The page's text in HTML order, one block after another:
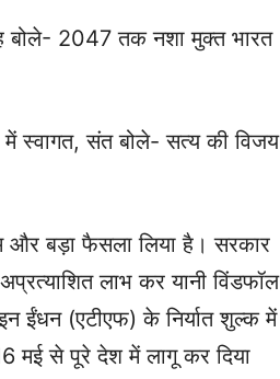
बोले- 2047 तक नशा मुक्त भारत
स्वागत, संत बोले- सत्य की विजय
और बड़ा फैसला लिया है। सरकार
लाभ कर यानी विंडफॉल
ईंधन (एटीएफ) के निर्यात शुल्क में
मई से पूरे देश में लागू कर दिया